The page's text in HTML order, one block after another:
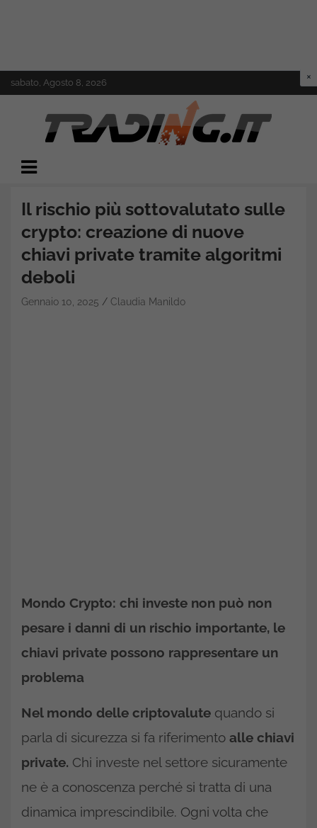
to
sabato, Agosto 8, 2026
Trading.it
Il rischio più sottovalutato sulle
crypto: creazione di nuove
chiavi private tramite algoritmi
deboli
Gennaio 10, 2025 Claudia Manildo
Mondo Crypto: chi investe non può non
pesare i danni di un rischio importante, le
chiavi private possono rappresentare un
problema
Nel mondo delle criptovalute quando si
parla di sicurezza si fa riferimento alle chiavi
private. Chi investe nel settore sicuramente
ne è a conoscenza perché si tratta di una
dinamica imprescindibile. Ogni volta che